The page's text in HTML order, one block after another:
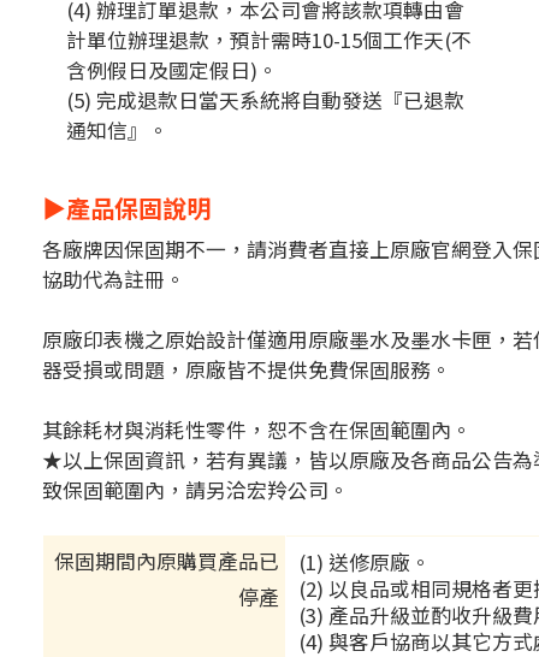
(4) 辦理訂單退款，本公司會將該款項轉由會
計單位辦理退款，預計需時10-15個工作天(不
含例假日及國定假日)。
(5) 完成退款日當天系統將自動發送 『已退款
通知信』
。
▶產品保固說明
各廠牌因保固期不一，請消費者直接上原廠官網登入
協助代為註冊。
原廠印表機之原始設計僅適用原廠墨水及墨水卡匣，
器受損或問題，原廠皆不提供免費保固服務。
其餘耗材與消耗性零件，恕不含在保固範圍內。
★以上保固資訊，若有異議，皆以原廠及各商品公告
致保固範圍內，請另洽宏羚公司。
保固期間內原購買產品已
停產
(1) 送修原廠。
(2) 以良品或相同規格者
(3) 產品升級並酌收升級
(4) 與客戶協商以其它方